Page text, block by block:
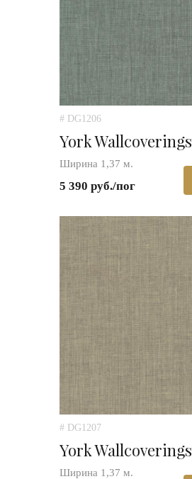
# DG1206
York Wallcoverings
Ширина 1,37 м.
5 390 руб./пог
# DG1207
York Wallcoverings
Ширина 1,37 м.